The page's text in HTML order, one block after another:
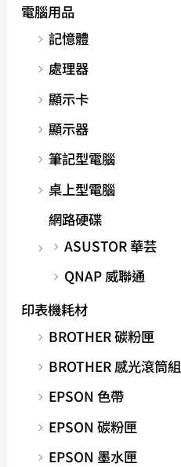
電腦用品
記憶體
處理器
顯示卡
顯示器
筆記型電腦
桌上型電腦
網路硬碟
ASUSTOR 華芸
QNAP 威聯通
印表機耗材
BROTHER 碳粉匣
BROTHER 感光滾筒組
EPSON 色帶
EPSON 碳粉匣
EPSON 墨水匣